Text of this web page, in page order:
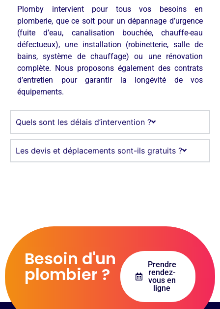
Plomby intervient pour tous vos besoins en
plomberie, que ce soit pour un dépannage d’urgence
(fuite d’eau, canalisation bouchée, chauffe-eau
défectueux), une installation (robinetterie, salle de
bains, système de chauffage) ou une rénovation
complète. Nous proposons également des contrats
d’entretien pour garantir la longévité de vos
équipements.
Quels sont les délais d’intervention ?
Les devis et déplacements sont-ils gratuits ?
Besoin d'un
plombier ?
Prendre
rendez-
vous en
ligne